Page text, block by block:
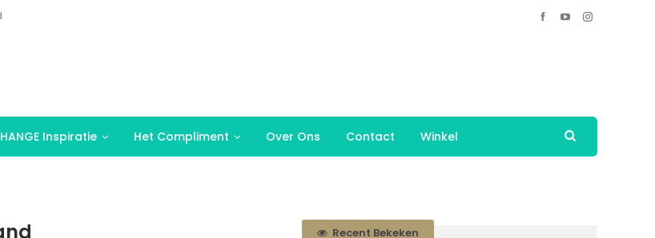
Inspiratie Het Compliment Over Ons Contact Winkel
Recent Bekeken